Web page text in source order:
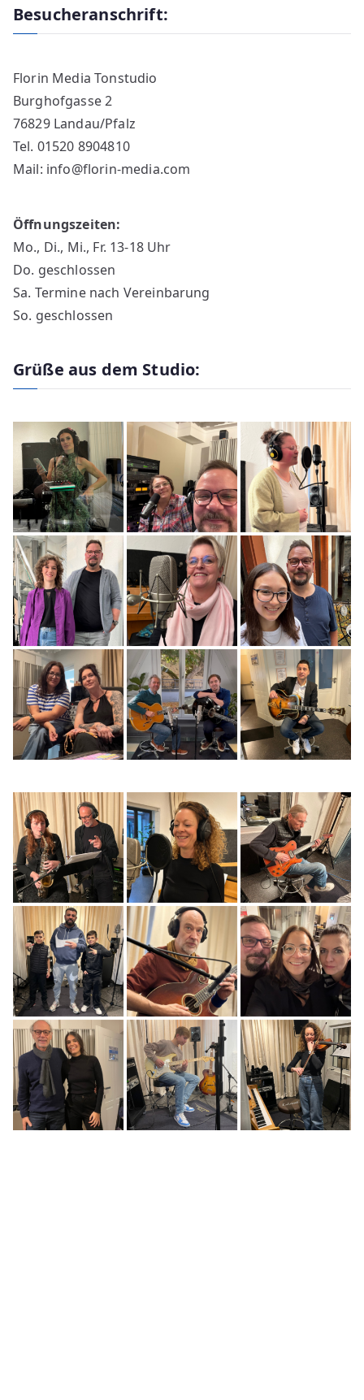
Besucheranschrift:
Florin Media Tonstudio
Burghofgasse 2
76829 Landau/Pfalz
Tel. 01520 8904810
Mail: info@florin-media.com
Öffnungszeiten:
Mo., Di., Mi., Fr. 13-18 Uhr
Do. geschlossen
Sa. Termine nach Vereinbarung
So. geschlossen
Grüße aus dem Studio: